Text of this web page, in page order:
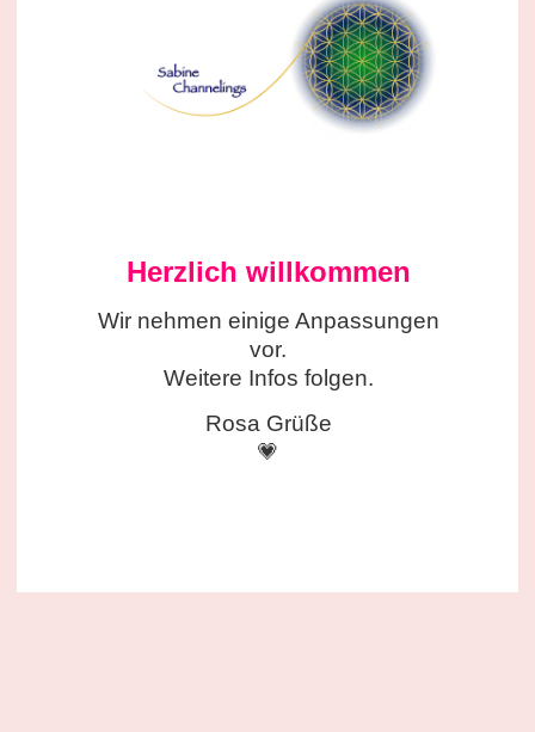
Herzlich willkommen
Wir nehmen einige Anpassungen
vor.
Weitere Infos folgen.
Rosa Grüße
💗